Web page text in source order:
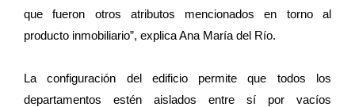
que fueron otros atributos mencionados en torno al
producto inmobiliario”, explica Ana María del Río.
La configuración del edificio permite que todos los
departamentos estén aislados entre sí por vacíos